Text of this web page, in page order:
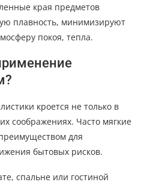
края предметов
плавность, минимизируют
покоя, тепла.
кроется не только в
соображениях. Часто мягкие
для
бытовых рисков.
спальне или гостиной